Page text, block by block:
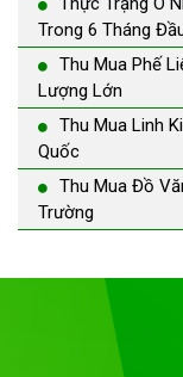
Trong 6 Tháng
Thu Mua Phế
Lượng Lớn
Thu Mua Linh
Quốc
Thu Mua Đồ
Trường